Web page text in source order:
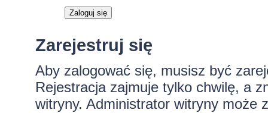
Zarejestruj się
Aby zalogować się, musisz być
Rejestracja zajmuje tylko chwilę, a
witryny. Administrator witryny może